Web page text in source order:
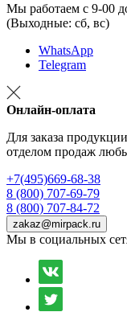
Мы работаем с 9-00
(Выходные: сб, вс)
WhatsApp
Telegram
Онлайн-оплата
Для заказа
отделом продаж
+7(495)669-68-38
8 (800) 707-69-79
8 (800) 707-84-72
zakaz@mirpack.ru
Мы в социальных